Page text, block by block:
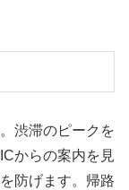
渋滞のピークを
からの案内を見
防げます。帰路